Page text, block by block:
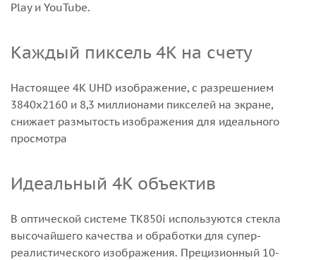
Play и YouTube.
Каждый пиксель 4K на счету
Настоящее 4K UHD изображение, с разрешением
3840x2160 и 8,3 миллионами пикселей на экране,
снижает размытость изображения для идеального
просмотра
Идеальный 4K объектив
В оптической системе TK850i используются стекла
высочайшего качества и обработки для супер-
реалистического изображения. Прецизионный 10-